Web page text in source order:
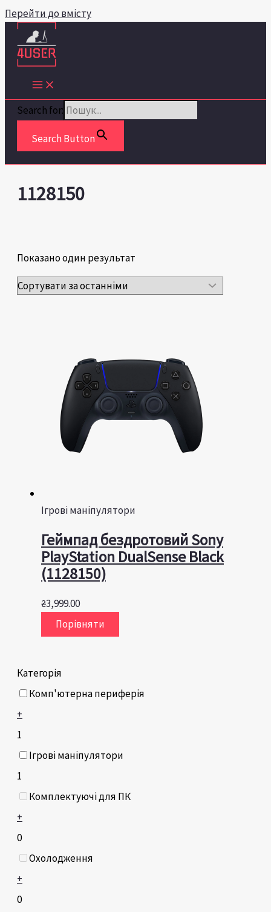
Перейти до вмісту
Search for:
Search Button
Категорія
Комп'ютерна периферія
+
1
Ігрові маніпулятори
1
Комплектуючі для ПК
+
0
Охолодження
+
0
1128150
Показано один результат
Ігрові маніпулятори
Геймпад бездротовий Sony
PlayStation DualSense Black
(1128150)
₴3,999.00
Порівняти